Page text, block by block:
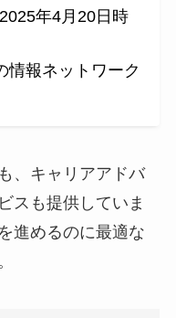
年4月20日時
情報ネットワーク
、キャリアアドバ
スも提供していま
進めるのに最適な